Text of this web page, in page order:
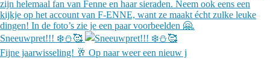
Sneeuwpret!!! ❄️⛄️🥰
Fijne jaarwisseling! 🥂 Op naar weer een nieuw j